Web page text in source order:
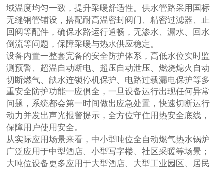
域温度均匀一致，提升采暖舒适性。供水管路采用国标
无缝钢管铺设，搭配耐高温密封阀门、精密过滤器、止
回阀等配件，确保水路运行通畅，无渗水、漏水、回水
倒流等问题，保障采暖与热水供应稳定。
设备内置一整套完备的安全防护体系，高低水位实时监
测预警、超温自动断电、超压自动泄压、燃烧熄火自动
切断燃气、缺水连锁停机保护、电路过载漏电保护等多
重安全防护功能一应俱全，一旦设备运行出现任何异常
问题，系统都会第一时间做出应急处置，快速切断运行
动力并发出声光报警提示，全方位守住用热安全底线，
保障用户使用安全。
从实际应用场景来看，中小型吨位全自动燃气热水锅炉
广泛应用于中型酒店、小型写字楼、社区采暖等场景；
大吨位设备更多应用于大型酒店、大型工业园区、居民